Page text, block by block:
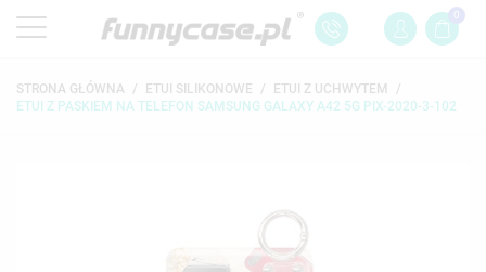
0
STRONA GŁÓWNA ETUI SILIKONOWE
ETUI Z UCHWYTEM
ETUI Z PASKIEM NA TELEFON SAMSUNG GALAXY A42 5G PIX-2020-3-102